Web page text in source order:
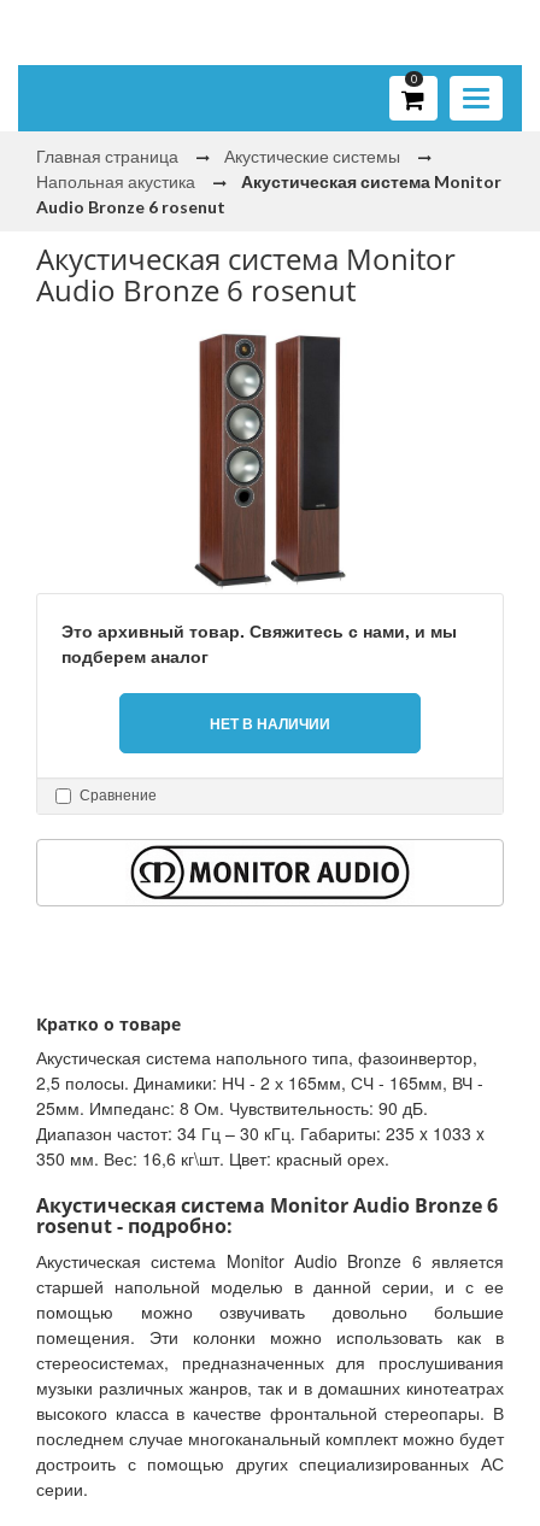
Toggle
0
Главная страница
Акустические системы
Напольная акустика
Акустическая система Monitor
Audio Bronze 6 rosenut
Акустическая система Monitor
Audio Bronze 6 rosenut
Это архивный товар. Свяжитесь с нами, и мы
подберем аналог
НЕТ В НАЛИЧИИ
Сравнение
Кратко о товаре
Акустическая система напольного типа, фазоинвертор,
2,5 полосы. Динамики: НЧ - 2 х 165мм, СЧ - 165мм, ВЧ -
25мм. Импеданс: 8 Ом. Чувствительность: 90 дБ.
Диапазон частот: 34 Гц – 30 кГц. Габариты: 235 x 1033 x
350 мм. Вес: 16,6 кг\шт. Цвет: красный орех.
Акустическая система Monitor Audio Bronze 6
rosenut - подробно:
Акустическая система Monitor Audio Bronze 6 является
старшей напольной моделью в данной серии, и с ее
помощью можно озвучивать довольно большие
помещения. Эти колонки можно использовать как в
стереосистемах, предназначенных для прослушивания
музыки различных жанров, так и в домашних кинотеатрах
высокого класса в качестве фронтальной стереопары. В
последнем случае многоканальный комплект можно будет
достроить с помощью других специализированных АС
серии.